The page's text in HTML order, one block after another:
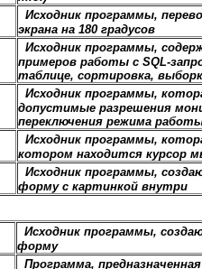
Исходник программы,
экрана на 180 градусов
Исходник программы,
примеров работы с SQL-
таблице, сортировка,
Исходник программы,
допустимые разрешения
переключения режима
Исходник программы,
котором находится курсор
Исходник программы,
форму с картинкой внутри
Исходник программы,
форму
Программа,